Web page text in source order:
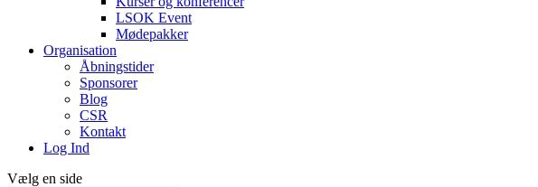
LSOK Event
Mødepakker
Organisation
Åbningstider
Sponsorer
Blog
CSR
Kontakt
Log Ind
Vælg en side